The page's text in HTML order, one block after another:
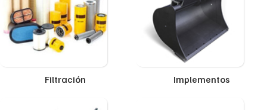
Filtración Implementos